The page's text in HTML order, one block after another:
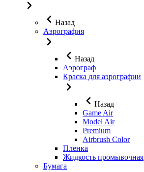
Назад
Аэрография
Назад
Аэрограф
Краска для аэрографии
Назад
Game Air
Model Air
Premium
Airbrush Color
Пленка
Жидкость промывочная
Бумага